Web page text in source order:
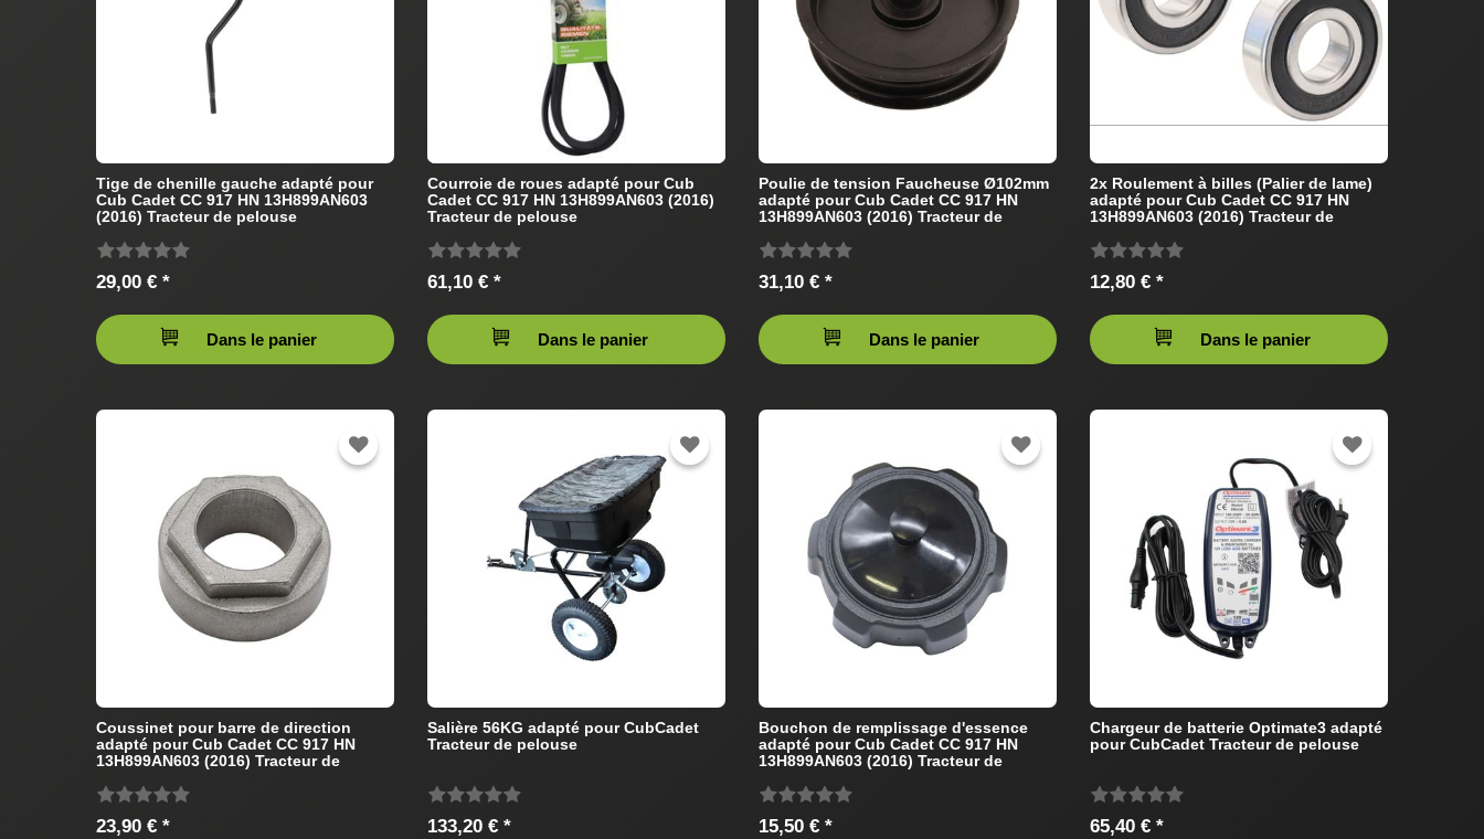
Tige de chenille gauche adapté pour
Cub Cadet CC 917 HN 13H899AN603
(2016) Tracteur de pelouse
29,00 € *
Dans le panier
Courroie de roues adapté pour Cub
Cadet CC 917 HN 13H899AN603 (2016)
Tracteur de pelouse
61,10 € *
Dans le panier
Poulie de tension Faucheuse Ø102mm
adapté pour Cub Cadet CC 917 HN
13H899AN603 (2016) Tracteur de
31,10 € *
Dans le panier
2x Roulement à billes (Palier de lame)
adapté pour Cub Cadet CC 917 HN
13H899AN603 (2016) Tracteur de
12,80 € *
Dans le panier
Coussinet pour barre de direction
adapté pour Cub Cadet CC 917 HN
13H899AN603 (2016) Tracteur de
23,90 € *
Salière 56KG adapté pour CubCadet
Tracteur de pelouse
133,20 € *
Bouchon de remplissage d'essence
adapté pour Cub Cadet CC 917 HN
13H899AN603 (2016) Tracteur de
15,50 € *
Chargeur de batterie Optimate3 adapté
pour CubCadet Tracteur de pelouse
65,40 € *